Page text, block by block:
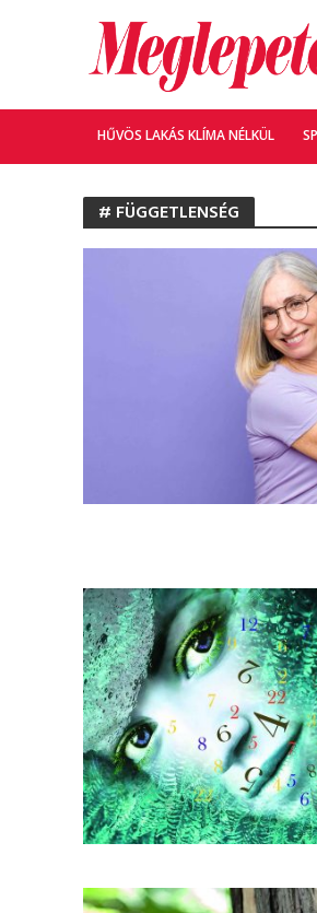
HŰVÖS LAKÁS KLÍMA NÉLKÜL
# FÜGGETLENSÉG